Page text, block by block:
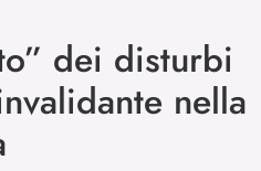
dei disturbi
nella